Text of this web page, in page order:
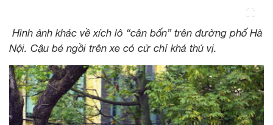
Hình ảnh khác về xích lô “cân bốn” trên đường phố Hà
Nội. Cậu bé ngồi trên xe có cử chỉ khá thú vị.